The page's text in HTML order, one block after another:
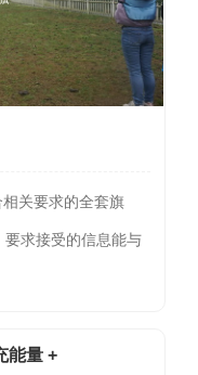
关要求的全套旗
求接受的信息能与
能量 +